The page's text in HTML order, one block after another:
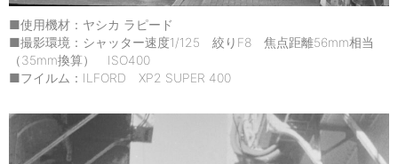
■使用機材：ヤシカ ラピード
■撮影環境：シャッター速度1/125 絞りF8 焦点距離56mm相当
（35mm換算） ISO400
■フイルム：ILFORD XP2 SUPER 400